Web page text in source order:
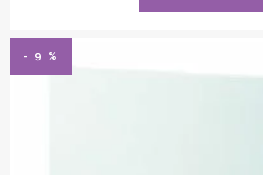
- 9 %